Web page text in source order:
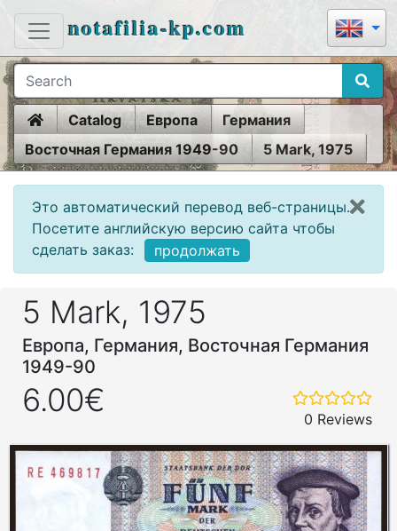
notafilia-kp.com
HomeCatalog Европа
Германия
Восточная Германия 1949-90
5 Mark, 1975
Это автоматический перевод веб-страницы.
Посетите английскую версию сайта чтобы
сделать заказ:
продолжать
5 Mark, 1975
Европа, Германия, Восточная Германия
1949-90
6.00€
0 Reviews